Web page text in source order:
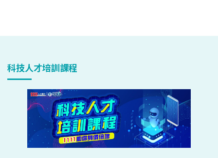
科技人才培訓課程